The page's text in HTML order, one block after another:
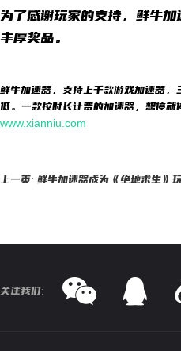
为了感谢玩家的支持，鲜牛
丰厚奖品。
鲜牛加速器，支持上千款游戏加速器
低。一款按时长计费的加速器，想停
www.xianniu.com
上一页: 鲜牛加速器成为《绝地求生》
关注我们: